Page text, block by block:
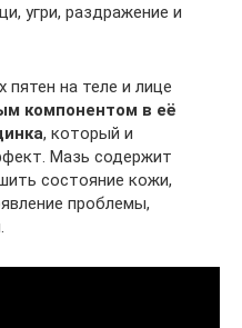
угри, раздражение и
на теле и лице
компонентом в её
, который и
Мазь содержит
состояние кожи,
проблемы,